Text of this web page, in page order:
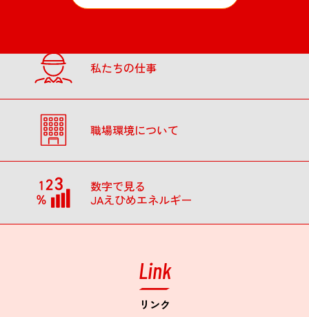
私たちの仕事
職場環境について
数字で見る
JAえひめエネルギー
Link
リンク